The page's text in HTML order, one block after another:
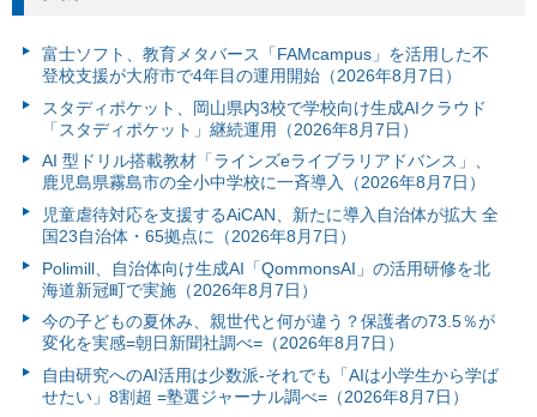
富⼠ソフト、教育メタバース「FAMcampus」を活用した不
登校支援が大府市で4年目の運用開始（2026年8月7日）
スタディポケット、岡山県内3校で学校向け生成AIクラウド
「スタディポケット」継続運用（2026年8月7日）
AI 型ドリル搭載教材「ラインズeライブラリアドバンス」、
鹿児島県霧島市の全小中学校に一斉導入（2026年8月7日）
児童虐待対応を支援するAiCAN、新たに導入自治体が拡大 全
国23自治体・65拠点に（2026年8月7日）
Polimill、自治体向け生成AI「QommonsAI」の活用研修を北
海道新冠町で実施（2026年8月7日）
今の子どもの夏休み、親世代と何が違う？保護者の73.5％が
変化を実感=朝日新聞社調べ=（2026年8月7日）
自由研究へのAI活用は少数派-それでも「AIは小学生から学ば
せたい」8割超 =塾選ジャーナル調べ=（2026年8月7日）